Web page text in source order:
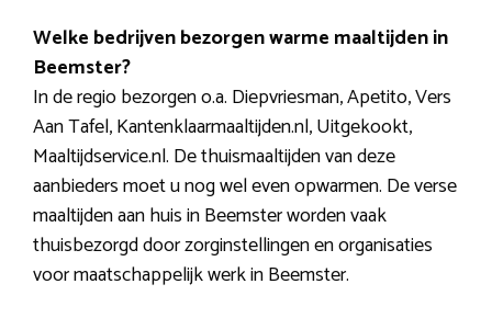
Welke bedrijven bezorgen warme maaltijden in
Beemster?
In de regio bezorgen o.a. Diepvriesman, Apetito, Vers
Aan Tafel, Kantenklaarmaaltijden.nl, Uitgekookt,
Maaltijdservice.nl. De thuismaaltijden van deze
aanbieders moet u nog wel even opwarmen. De verse
maaltijden aan huis in Beemster worden vaak
thuisbezorgd door zorginstellingen en organisaties
voor maatschappelijk werk in Beemster.